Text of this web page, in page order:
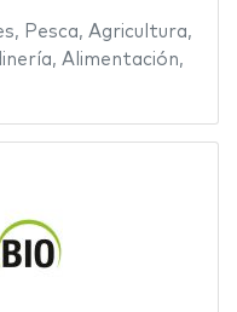
, Pesca, Agricultura,
, Alimentación,